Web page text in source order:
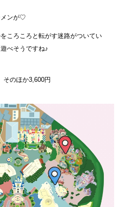
メンが♡
ころころと転がす迷路がついてい
べそうですね♪
そのほか3,600円